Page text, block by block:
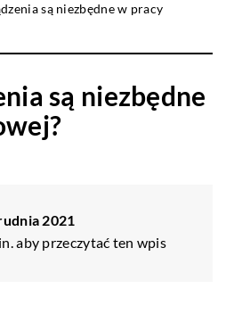
są niezbędne w pracy
są niezbędne
2021
aby przeczytać ten wpis